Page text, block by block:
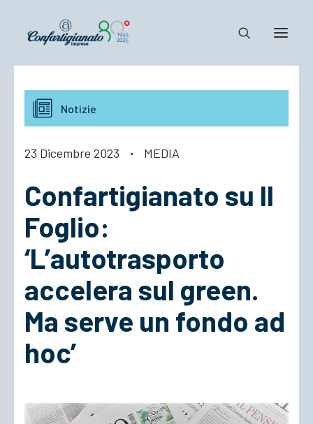
Notizie e Documenti
Confartigianato
Cosa Facciamo
ACCEDI
Notizie
23 Dicembre 2023 · MEDIA
Confartigianato su Il
Foglio:
‘L’autotrasporto
accelera sul green.
Ma serve un fondo ad
hoc’